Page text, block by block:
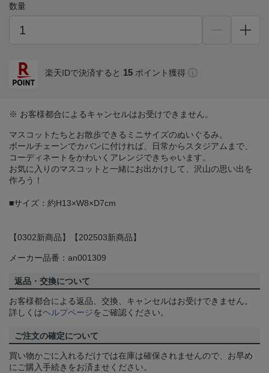
数量
楽天IDで決済すると 15 ポイント獲得
※ お客様都合によるキャンセルはお受けできません。
マスコットたちとお散歩できるミニサイズのぬいぐるみ。
ボールチェーンでカバンに付ければ、日常からスタジアムまで、
コーディネートをかわいくアレンジできちゃいます。
お気に入りのマスコットと一緒にお出かけして、沢山の思い出を
作ろう！
■サイズ：約H13×W8×D7cm
【0302新商品】【202503新商品】
メーカー品番：an001309
返品・交換について
お客様都合による返品、交換、キャンセルはお受けできません。
詳しくはヘルプページをご確認ください。
ご注文の確定について
買い物かごに入れるだけでは在庫は確保されませんので、お早め
にご購入手続きをお済ませください。